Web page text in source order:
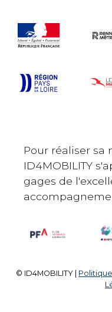
Pour réaliser sa
ID4MOBILITY
gages de
© ID4MOBILITY |